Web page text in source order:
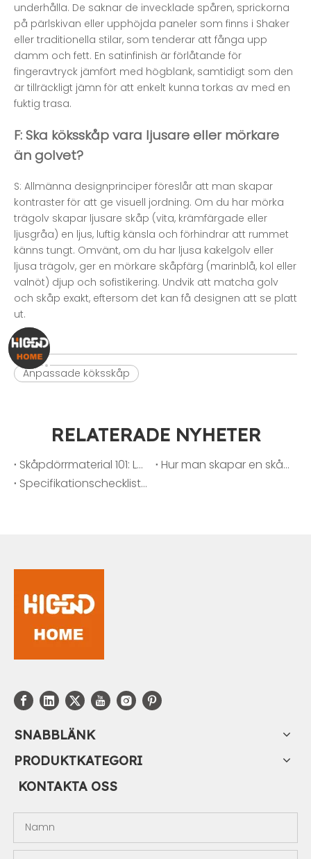
underhålla. De saknar de invecklade spåren, sprickorna
på pärlskivan eller upphöjda paneler som finns i Shaker
eller traditionella stilar, som tenderar att fånga upp
damm och fett. En satinfinish är förlåtande för
fingeravtryck jämfört med högblank, samtidigt som den
är tillräckligt jämn för att enkelt kunna torkas av med en
fuktig trasa.
F: Ska köksskåp vara ljusare eller mörkare
än golvet?
S: Allmänna designprinciper föreslår att man skapar
kontraster för att ge visuell jordning. Om du har mörka
trägolv skapar ljusare skåp (vita, krämfärgade eller
ljusgråa) en ljus, luftig känsla och förhindrar att rummet
känns tungt. Omvänt, om du har ljusa kakelgolv eller
ljusa trägolv, ger en mörkare skåpfärg (marinblå, kol eller
valnöt) djup och sofistikering. Undvik att matcha golv
och skåp exakt, eftersom det kan få designen att se platt
ut.
Anpassade köksskåp
RELATERADE NYHETER
Skåpdörrmaterial 101: Lack vs. melamin vs. PET vs. PVC
Hur man skapar en skåpfärgpalett som säljer hem snabbare
Specifikationschecklista för projektskåp: från layout till slut
SNABBLÄNK
PRODUKTKATEGORI
KONTAKTA OSS